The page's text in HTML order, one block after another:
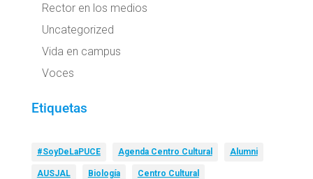
Rector en los medios
Uncategorized
Vida en campus
Voces
Etiquetas
#SoyDeLaPUCE Agenda Centro Cultural Alumni
AUSJAL Biología Centro Cultural